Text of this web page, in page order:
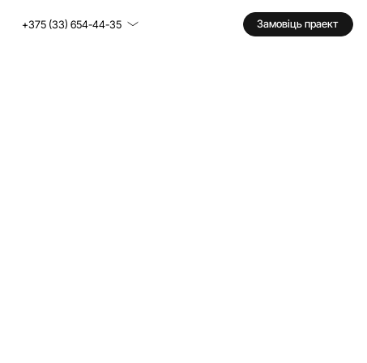
+375 (33) 654-44-35 Замовіць праект